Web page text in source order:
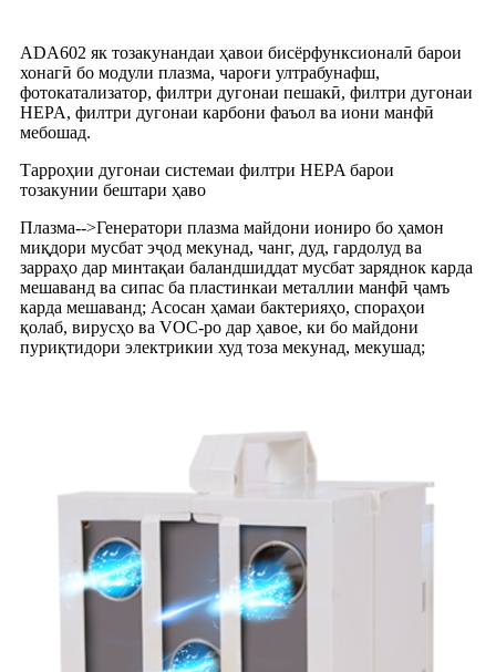
ADA602 як тозакунандаи ҳавои бисёрфунксионалӣ барои
хонагӣ бо модули плазма, чароғи ултрабунафш,
фотокатализатор, филтри дугонаи пешакӣ, филтри дугонаи
HEPA, филтри дугонаи карбони фаъол ва иони манфӣ
мебошад.
Тарроҳии дугонаи системаи филтри HEPA барои
тозакунии бештари ҳаво
Плазма-->Генератори плазма майдони иониро бо ҳамон
миқдори мусбат эҷод мекунад, чанг, дуд, гардолуд ва
зарраҳо дар минтақаи баландшиддат мусбат заряднок карда
мешаванд ва сипас ба пластинкаи металлии манфӣ ҷамъ
карда мешаванд; Асосан ҳамаи бактерияҳо, спораҳои
қолаб, вирусҳо ва VOC-ро дар ҳавое, ки бо майдони
пуриқтидори электрикии худ тоза мекунад, мекушад;